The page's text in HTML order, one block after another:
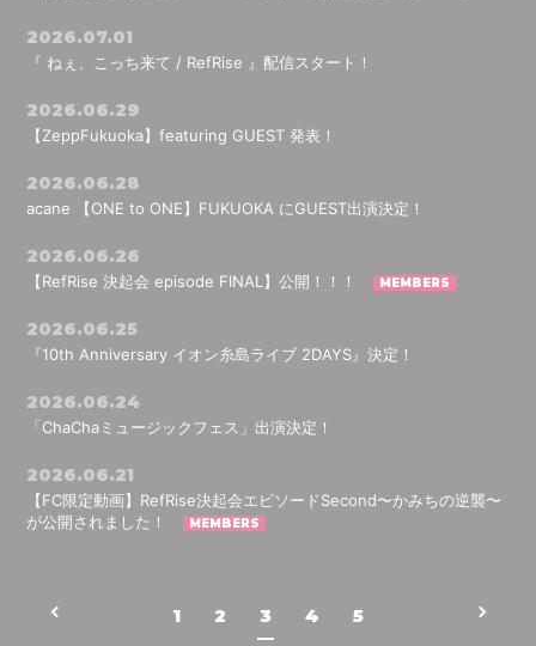
会員登録 ログイン
2026.07.01
『 ねぇ、こっち来て / RefRise 』配信スタート！
2026.06.29
【ZeppFukuoka】featuring GUEST 発表！
2026.06.28
acane 【ONE to ONE】FUKUOKA にGUEST出演決定！
2026.06.26
【RefRise 決起会 episode FINAL】公開！！！
2026.06.25
『10th Anniversary イオン糸島ライブ 2DAYS』決定！
2026.06.24
「ChaChaミュージックフェス」出演決定！
2026.06.21
【FC限定動画】RefRise決起会エピソードSecond〜かみちの逆襲〜
が公開されました！
1 2 3 4 5